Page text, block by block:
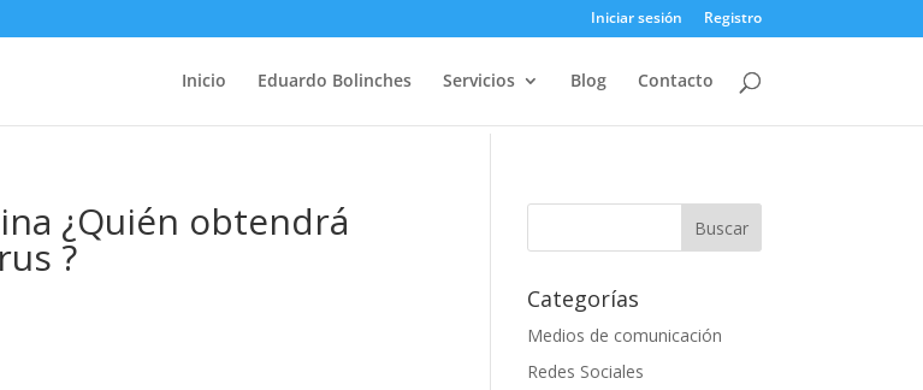
Iniciar sesión Registro
Inicio Eduardo Bolinches Servicios Blog Contacto
¿Quién obtendrá
?
Categorías
Medios de comunicación
Redes Sociales